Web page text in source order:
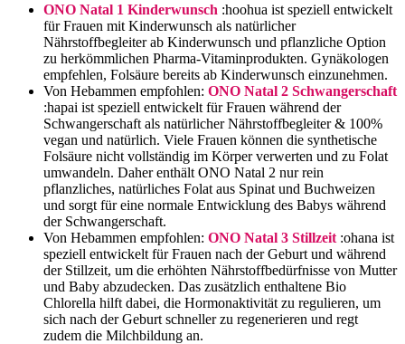
ONO Natal 1 Kinderwunsch :hoohua ist speziell entwickelt
für Frauen mit Kinderwunsch als natürlicher
Nährstoffbegleiter ab Kinderwunsch und pflanzliche Option
zu herkömmlichen Pharma-Vitaminprodukten. Gynäkologen
empfehlen, Folsäure bereits ab Kinderwunsch einzunehmen.
Von Hebammen empfohlen: ONO Natal 2 Schwangerschaft
:hapai ist speziell entwickelt für Frauen während der
Schwangerschaft als natürlicher Nährstoffbegleiter & 100%
vegan und natürlich. Viele Frauen können die synthetische
Folsäure nicht vollständig im Körper verwerten und zu Folat
umwandeln. Daher enthält ONO Natal 2 nur rein
pflanzliches, natürliches Folat aus Spinat und Buchweizen
und sorgt für eine normale Entwicklung des Babys während
der Schwangerschaft.
Von Hebammen empfohlen: ONO Natal 3 Stillzeit :ohana ist
speziell entwickelt für Frauen nach der Geburt und während
der Stillzeit, um die erhöhten Nährstoffbedürfnisse von Mutter
und Baby abzudecken. Das zusätzlich enthaltene Bio
Chlorella hilft dabei, die Hormonaktivität zu regulieren, um
sich nach der Geburt schneller zu regenerieren und regt
zudem die Milchbildung an.